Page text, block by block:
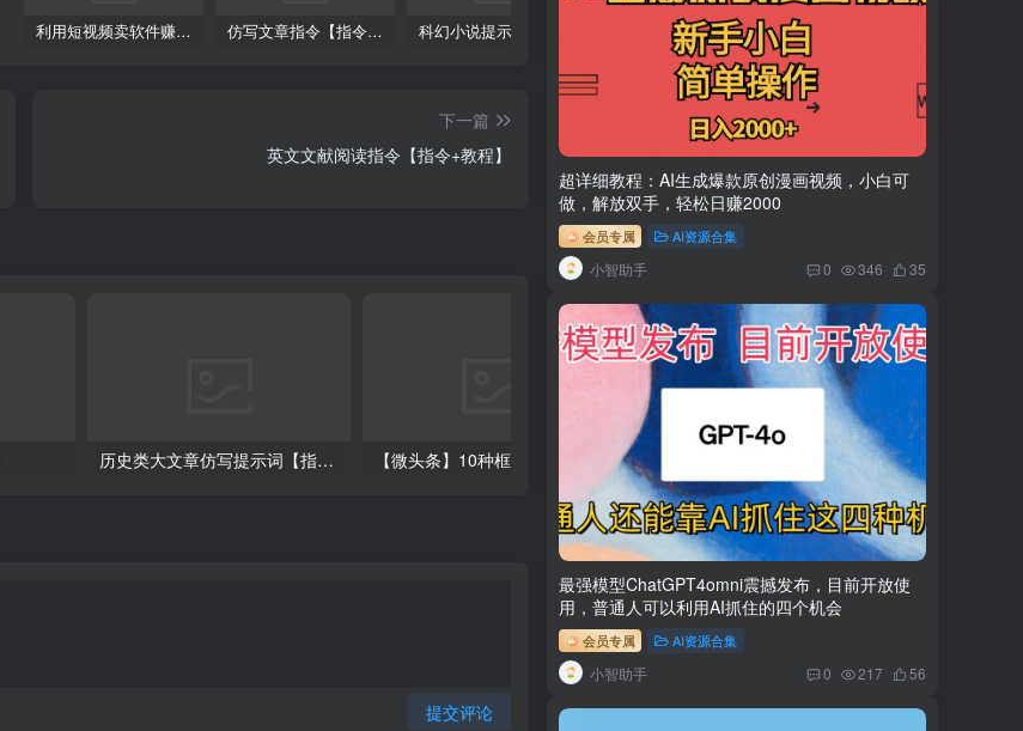
利用短视频卖软件赚钱，新手小白轻松月入10000+！ 仿写文章指令【指令+教程】 AI人工智能2.0：每个人的人工智能课：从现在开始学习AI（38节课）
下一篇
英文文献阅读指令【指令+教程】
历史类大文章仿写提示词【指令】
提交评论
超详细教程：AI生成爆款原创漫画视频，小白可
做，解放双手，轻松日赚2000
会员专属 AI资源合集
小智助手 0 346 35
最强模型ChatGPT4omni震撼发布，目前开放使
用，普通人可以利用AI抓住的四个机会
会员专属 AI资源合集
小智助手 0 217 56